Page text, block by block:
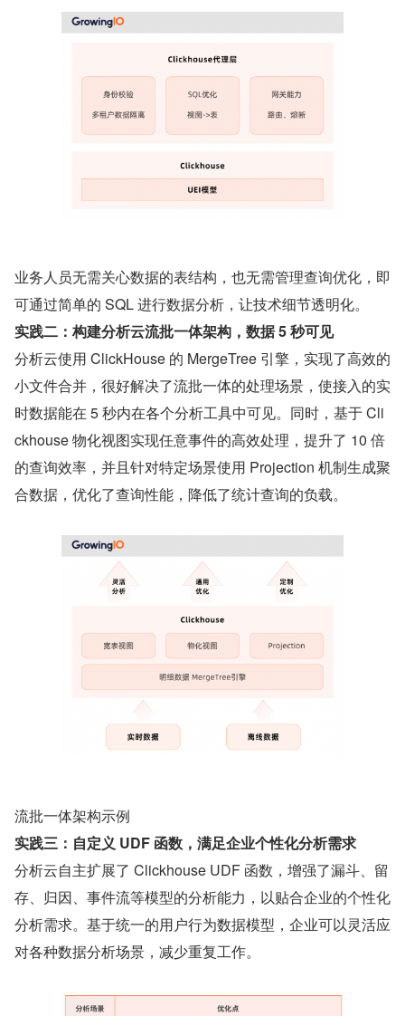
业务人员无需关心数据的表结构，也无需管理查询优化，即
可通过简单的 SQL 进行数据分析，让技术细节透明化。
实践二：构建分析云流批一体架构，数据 5 秒可见
分析云使用 ClickHouse 的 MergeTree 引擎，实现了高效的
小文件合并，很好解决了流批一体的处理场景，使接入的实
时数据能在 5 秒内在各个分析工具中可见。同时，基于 Cli
ckhouse 物化视图实现任意事件的高效处理，提升了 10 倍
的查询效率，并且针对特定场景使用 Projection 机制生成聚
合数据，优化了查询性能，降低了统计查询的负载。
流批一体架构示例
实践三：自定义 UDF 函数，满足企业个性化分析需求
分析云自主扩展了 Clickhouse UDF 函数，增强了漏斗、留
存、归因、事件流等模型的分析能力，以贴合企业的个性化
分析需求。基于统一的用户行为数据模型，企业可以灵活应
对各种数据分析场景，减少重复工作。